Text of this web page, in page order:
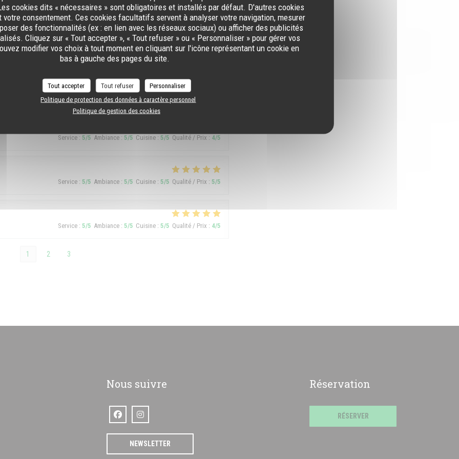
cookies dits « nécessaires » sont obligatoires et installés par défaut. D'autres cookies
consentement. Ces cookies facultatifs servent à analyser votre navigation, mesurer
des fonctionnalités (ex : en lien avec les réseaux sociaux) ou afficher des publicités
Cliquez sur « Tout accepter », « Tout refuser » ou « Personnaliser » pour gérer vos
modifier vos choix à tout moment en cliquant sur l'icône représentant un cookie en
bas à gauche des pages du site.
Tout accepter Tout refuser
Personnaliser
Politique de protection des données à caractère personnel
Politique de gestion des cookies
Service: 5/5 Ambiance: 5/5 Cuisine : 4/5 Qualité / Prix: 5/5
Service: 5/5 Ambiance : 5/5 Cuisine: 5/5
One negative point, they let Argentines people come in.
Service : 5/5 Ambiance : 5/5 Cuisine : 5/5 Qualité / Prix : 4/5
Service : 5/5 Ambiance : 5/5 Cuisine : 5/5 Qualité / Prix : 5/5
Service : 5/5 Ambiance : 5/5 Cuisine : 5/5 Qualité / Prix : 4/5
1 2 3
Nous suivre
Facebook ((ouvre une nouvelle fenêtre))
Instagram ((ouvre une nouvelle fenêtre))
NEWSLETTER
Réservation
RÉSERVER